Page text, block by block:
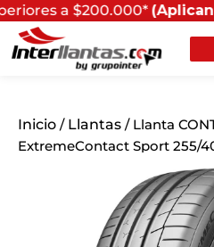
a $200.000*(Aplican
Inicio / Llantas / Llanta
ExtremeContact Sport 255/